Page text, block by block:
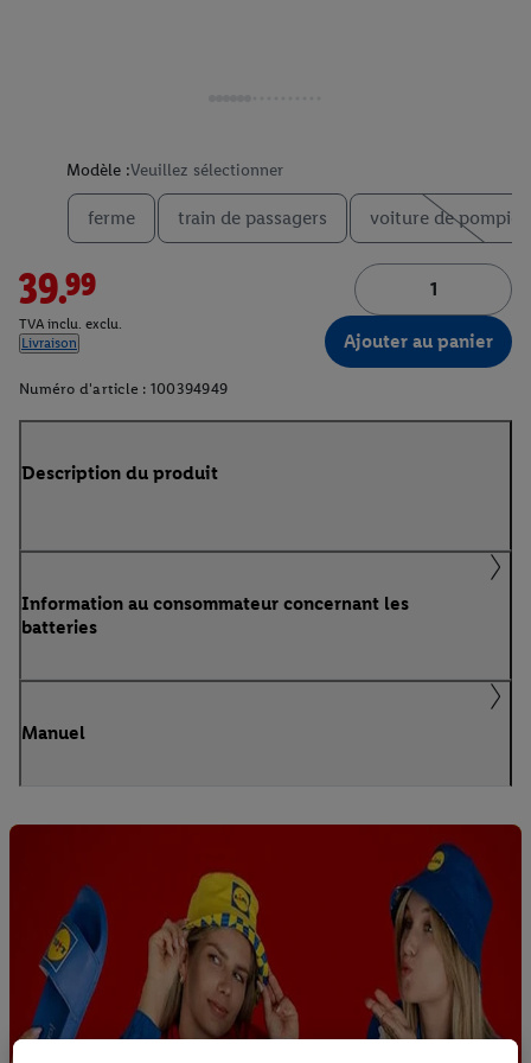
Modèle :Veuillez sélectionner
ferme train de passagers voiture de
39.99
TVA inclu. exclu.
Livraison
Ajouter au panier
Numéro d'article : 100394949
Description du produit
Information au consommateur concernant les
batteries
Manuel